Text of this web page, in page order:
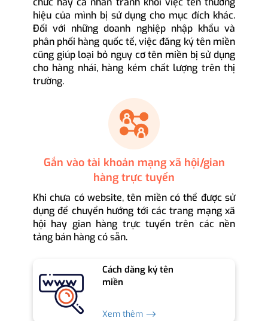
hiệu của mình bị sử dụng cho mục đích khác.
Đối với những doanh nghiệp nhập khẩu và
phân phối hàng quốc tế, việc đăng ký tên miền
cũng giúp loại bỏ nguy cơ tên miền bị sử dụng
cho hàng nhái, hàng kém chất lượng trên thị
trường.
Gắn vào tài khoản mạng xã hội/gian
hàng trực tuyến
Khi chưa có website, tên miền có thể được sử
dụng để chuyển hướng tới các trang mạng xã
hội hay gian hàng trực tuyến trên các nền
tảng bán hàng có sẵn.
Cách đăng ký tên
miền
Xem thêm ⟶